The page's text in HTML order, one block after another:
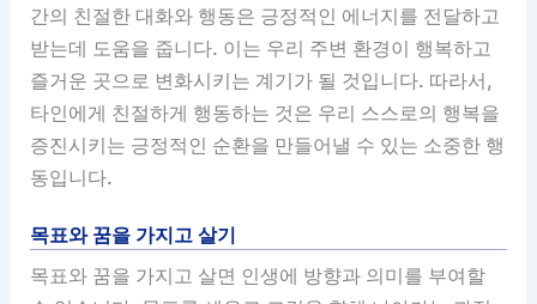
간의 친절한 대화와 행동은 긍정적인 에너지를 전달하고
받는데 도움을 줍니다. 이는 우리 주변 환경이 행복하고
즐거운 곳으로 변화시키는 계기가 될 것입니다. 따라서,
타인에게 친절하게 행동하는 것은 우리 스스로의 행복을
증진시키는 긍정적인 순환을 만들어낼 수 있는 소중한 행
동입니다.
목표와 꿈을 가지고 살기
목표와 꿈을 가지고 살면 인생에 방향과 의미를 부여할